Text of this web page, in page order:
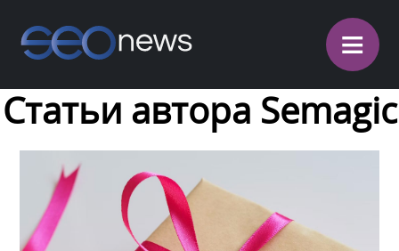
≡
Статьи автора Semagic